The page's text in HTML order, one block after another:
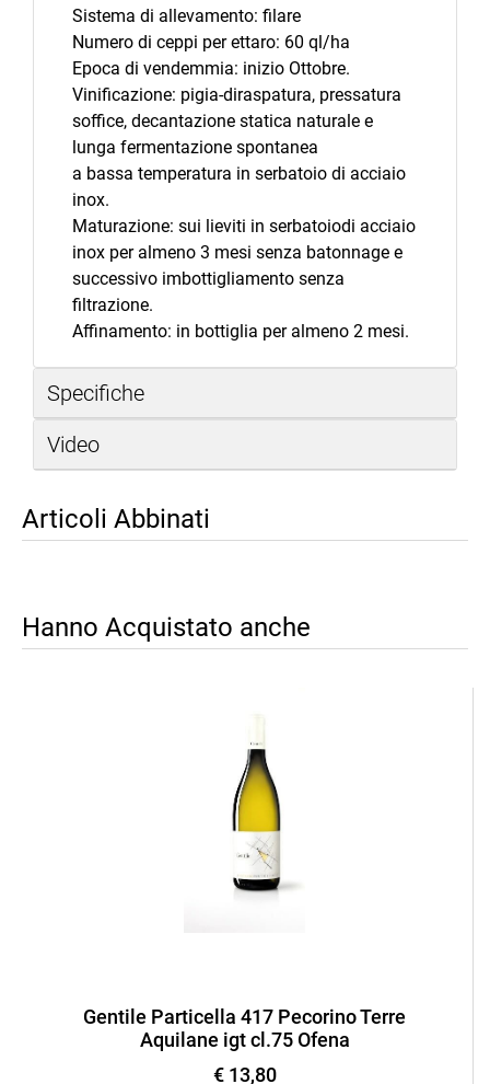
Sistema di allevamento: filare
Numero di ceppi per ettaro: 60 ql/ha
Epoca di vendemmia: inizio Ottobre.
Vinificazione: pigia-diraspatura, pressatura
soffice, decantazione statica naturale e
lunga fermentazione spontanea
a bassa temperatura in serbatoio di acciaio
inox.
Maturazione: sui lieviti in serbatoiodi acciaio
inox per almeno 3 mesi senza batonnage e
successivo imbottigliamento senza
filtrazione.
Affinamento: in bottiglia per almeno 2 mesi.
Specifiche
Video
Articoli Abbinati
Hanno Acquistato anche
Gentile Particella 417 Pecorino Terre
Aquilane igt cl.75 Ofena
€ 13,80